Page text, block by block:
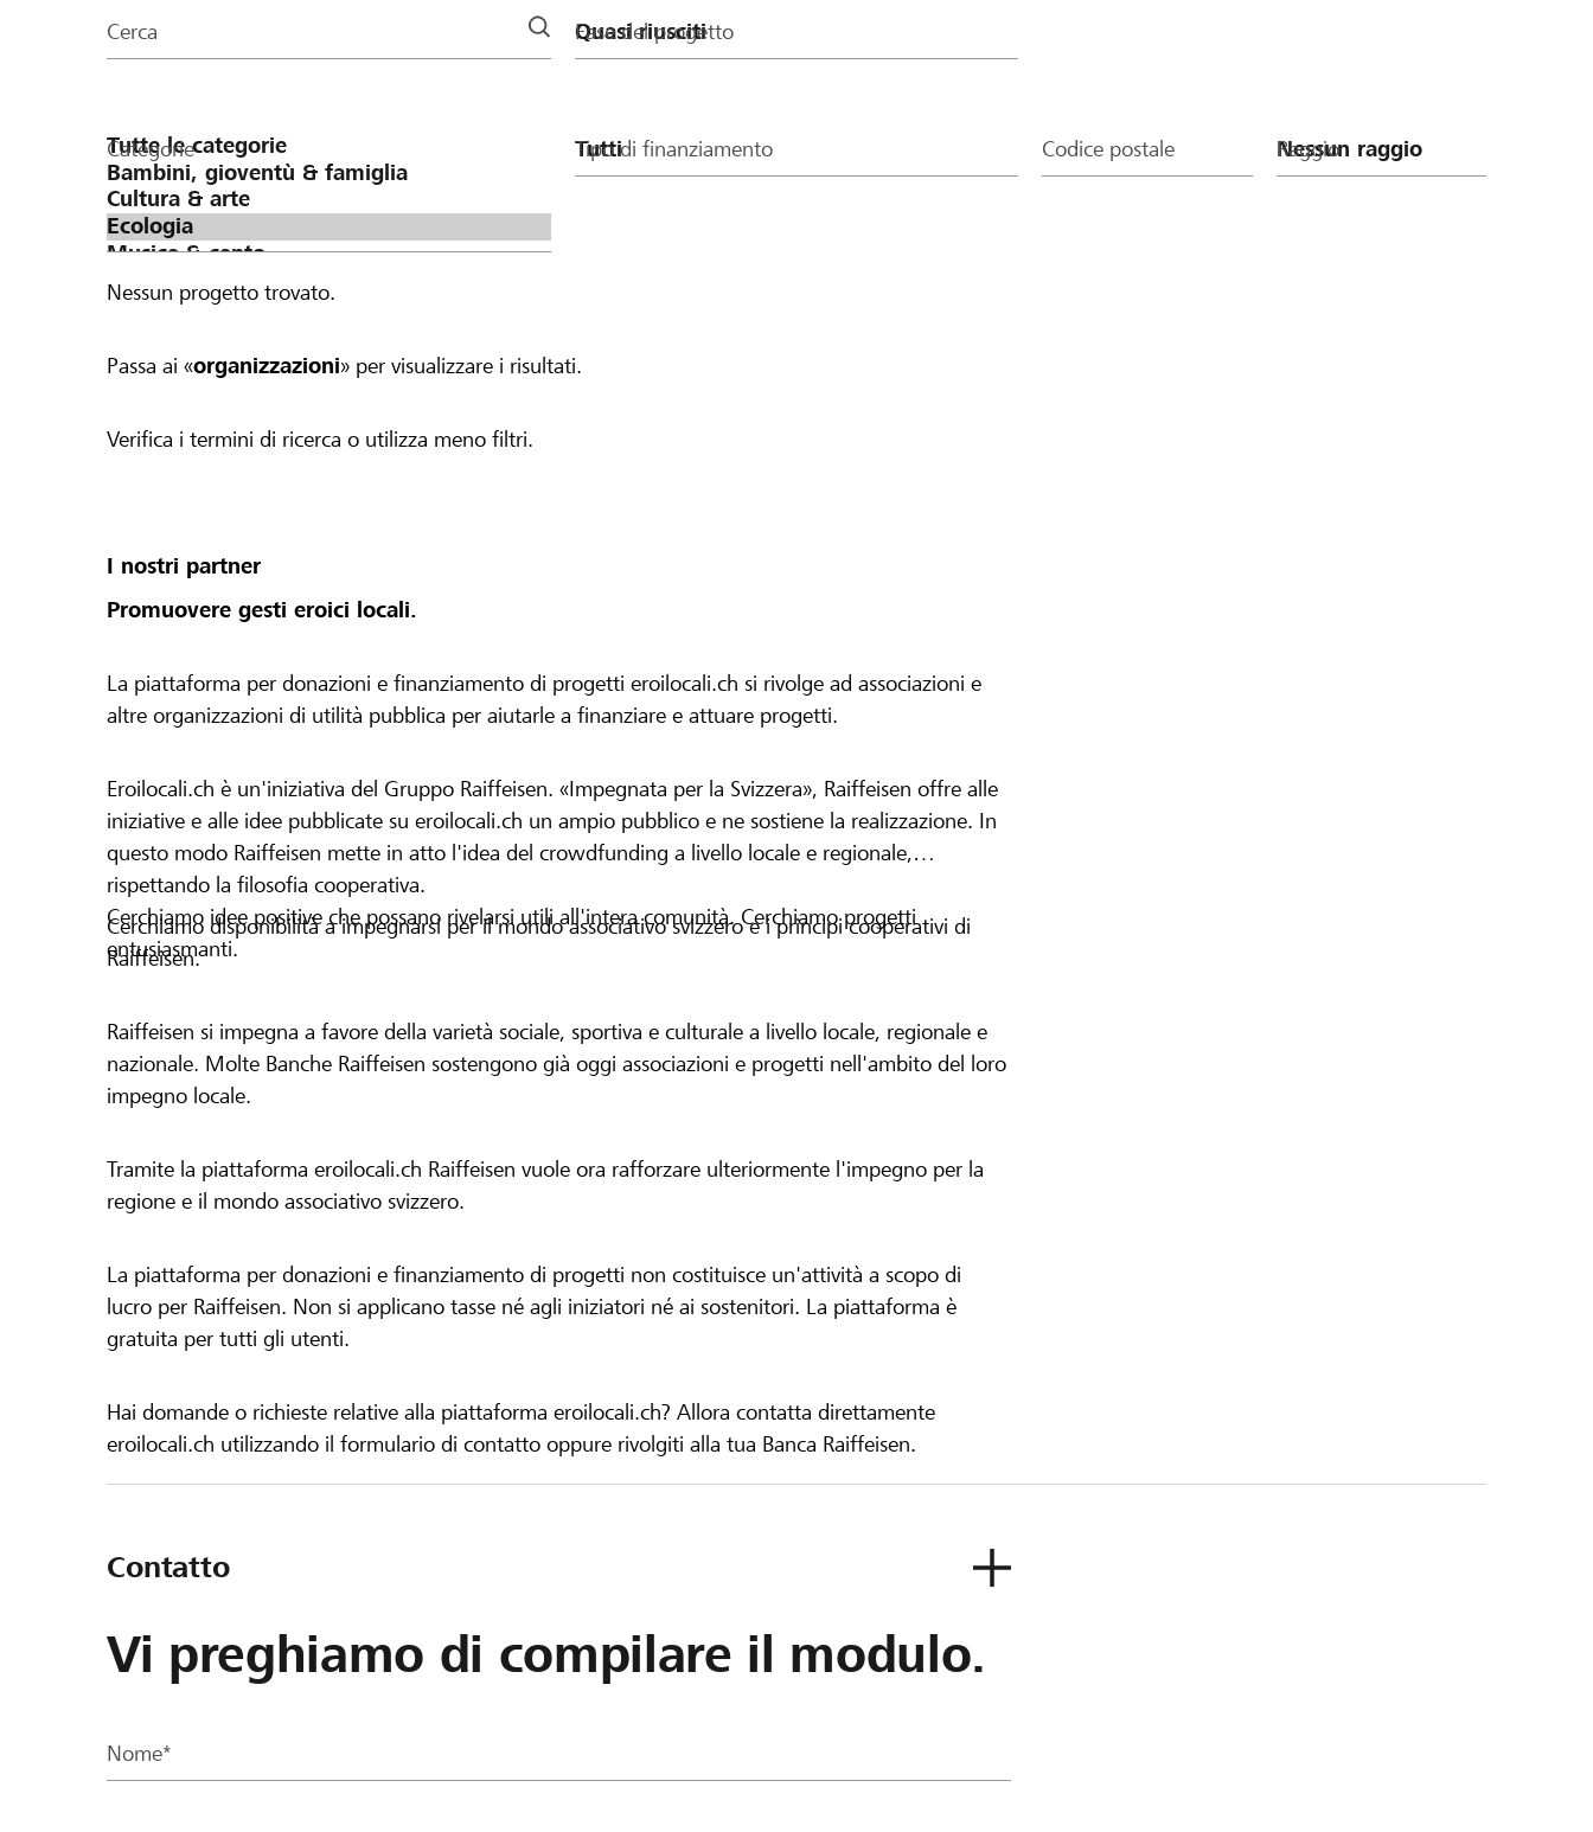
della
Cerca Fase del progetto
Categorie Tipo di finanziamento Codice postale Raggio
Nessun progetto trovato.
Passa ai «organizzazioni» per visualizzare i risultati.
Verifica i termini di ricerca o utilizza meno filtri.
I nostri partner
Promuovere gesti eroici locali.
La piattaforma per donazioni e finanziamento di progetti eroilocali.ch si rivolge ad associazioni e
altre organizzazioni di utilità pubblica per aiutarle a finanziare e attuare progetti.
Eroilocali.ch è un'iniziativa del Gruppo Raiffeisen. «Impegnata per la Svizzera», Raiffeisen offre alle
iniziative e alle idee pubblicate su eroilocali.ch un ampio pubblico e ne sostiene la realizzazione. In
questo modo Raiffeisen mette in atto l'idea del crowdfunding a livello locale e regionale,
rispettando la filosofia cooperativa.
Cerchiamo idee positive che possano rivelarsi utili all'intera comunità. Cerchiamo progetti
entusiasmanti.
Cerchiamo disponibilità a impegnarsi per il mondo associativo svizzero e i principi cooperativi di
Raiffeisen.
Raiffeisen si impegna a favore della varietà sociale, sportiva e culturale a livello locale, regionale e
nazionale. Molte Banche Raiffeisen sostengono già oggi associazioni e progetti nell'ambito del loro
impegno locale.
Tramite la piattaforma eroilocali.ch Raiffeisen vuole ora rafforzare ulteriormente l'impegno per la
regione e il mondo associativo svizzero.
La piattaforma per donazioni e finanziamento di progetti non costituisce un'attività a scopo di
lucro per Raiffeisen. Non si applicano tasse né agli iniziatori né ai sostenitori. La piattaforma è
gratuita per tutti gli utenti.
Hai domande o richieste relative alla piattaforma eroilocali.ch? Allora contatta direttamente
eroilocali.ch utilizzando il formulario di contatto oppure rivolgiti alla tua Banca Raiffeisen.
Contatto
Vi preghiamo di compilare il modulo.
Nome*